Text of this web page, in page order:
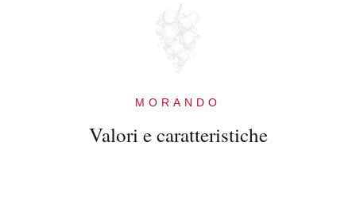
MORANDO
Valori e caratteristiche